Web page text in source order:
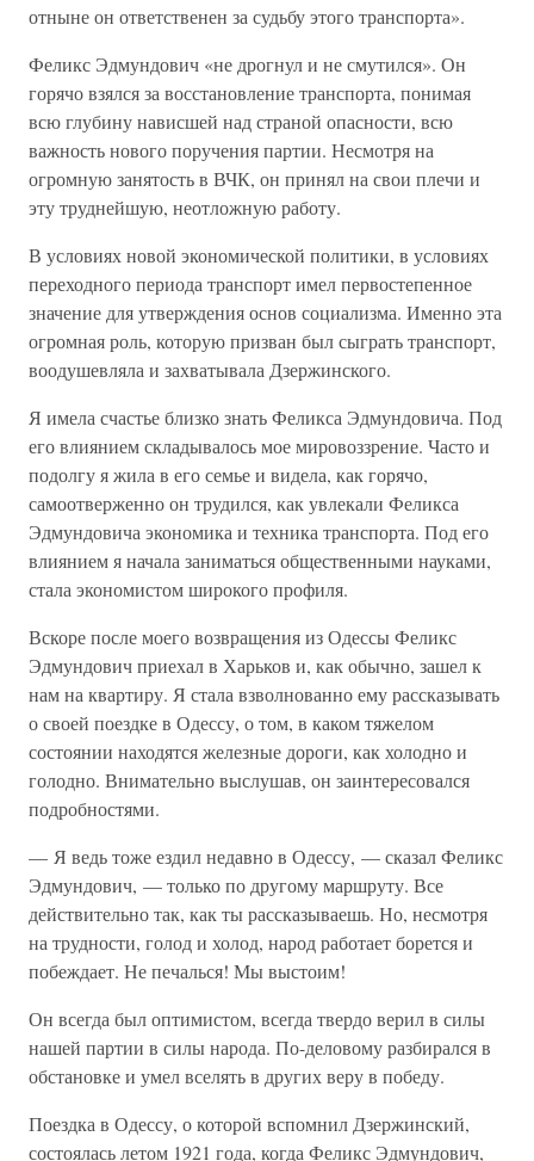
отныне он ответственен за судьбу этого транспорта».
Феликс Эдмундович «не дрогнул и не смутился». Он
горячо взялся за восстановление транспорта, понимая
всю глубину нависшей над страной опасности, всю
важность нового поручения партии. Несмотря на
огромную занятость в ВЧК, он принял на свои плечи и
эту труднейшую, неотложную работу.
В условиях новой экономической политики, в условиях
переходного периода транспорт имел первостепенное
значение для утверждения основ социализма. Именно эта
огромная роль, которую призван был сыграть транспорт,
воодушевляла и захватывала Дзержинского.
Я имела счастье близко знать Феликса Эдмундовича. Под
его влиянием складывалось мое мировоззрение. Часто и
подолгу я жила в его семье и видела, как горячо,
самоотверженно он трудился, как увлекали Феликса
Эдмундовича экономика и техника транспорта. Под его
влиянием я начала заниматься общественными науками,
стала экономистом широкого профиля.
Вскоре после моего возвращения из Одессы Феликс
Эдмундович приехал в Харьков и, как обычно, зашел к
нам на квартиру. Я стала взволнованно ему рассказывать
о своей поездке в Одессу, о том, в каком тяжелом
состоянии находятся железные дороги, как холодно и
голодно. Внимательно выслушав, он заинтересовался
подробностями.
— Я ведь тоже ездил недавно в Одессу, — сказал Феликс
Эдмундович, — только по другому маршруту. Все
действительно так, как ты рассказываешь. Но, несмотря
на трудности, голод и холод, народ работает борется и
побеждает. Не печалься! Мы выстоим!
Он всегда был оптимистом, всегда твердо верил в силы
нашей партии в силы народа. По-деловому разбирался в
обстановке и умел вселять в других веру в победу.
Поездка в Одессу, о которой вспомнил Дзержинский,
состоялась летом 1921 года, когда Феликс Эдмундович,